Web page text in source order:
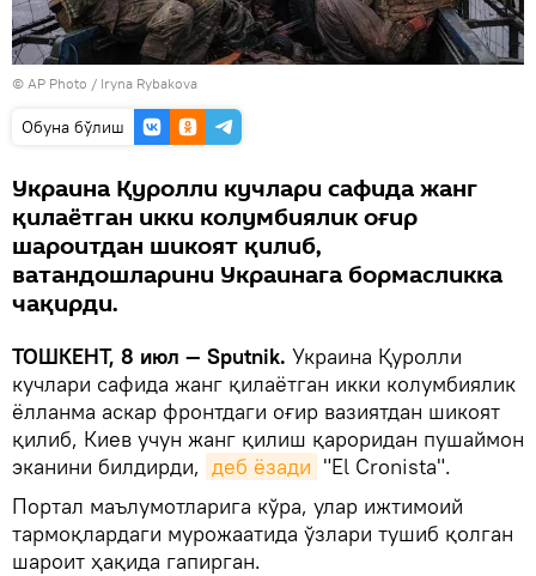
© AP Photo / Iryna Rybakova
Oбуна бўлиш
Украина Қуролли кучлари сафида жанг
қилаётган икки колумбиялик оғир
шароитдан шикоят қилиб,
ватандошларини Украинага бормасликка
чақирди.
ТОШКЕНТ, 8 июл — Sputnik. Украина Қуролли
кучлари сафида жанг қилаётган икки колумбиялик
ёлланма аскар фронтдаги оғир вазиятдан шикоят
қилиб, Киев учун жанг қилиш қароридан пушаймон
эканини билдирди, деб ёзади "El Cronista".
Портал маълумотларига кўра, улар ижтимоий
тармоқлардаги мурожаатида ўзлари тушиб қолган
шароит ҳақида гапирган.